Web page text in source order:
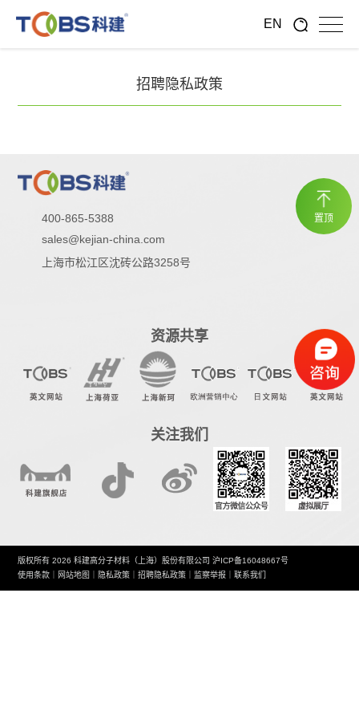
EN
招聘隐私政策
400-865-5388
sales@kejian-china.com
上海市松江区沈砖公路3258号
资源共享
关注我们
版权所有 2026 科建高分子材料（上海）股份有限公司沪ICP备16048667号
使用条款
网站地图 隐私政策 ｜招聘隐私政策 监察举报 ｜联系我们
置顶